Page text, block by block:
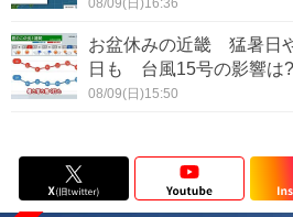
08/09(日)16:36
お盆休みの近畿 猛暑日
日も 台風15号の影響は?
08/09(日)15:50